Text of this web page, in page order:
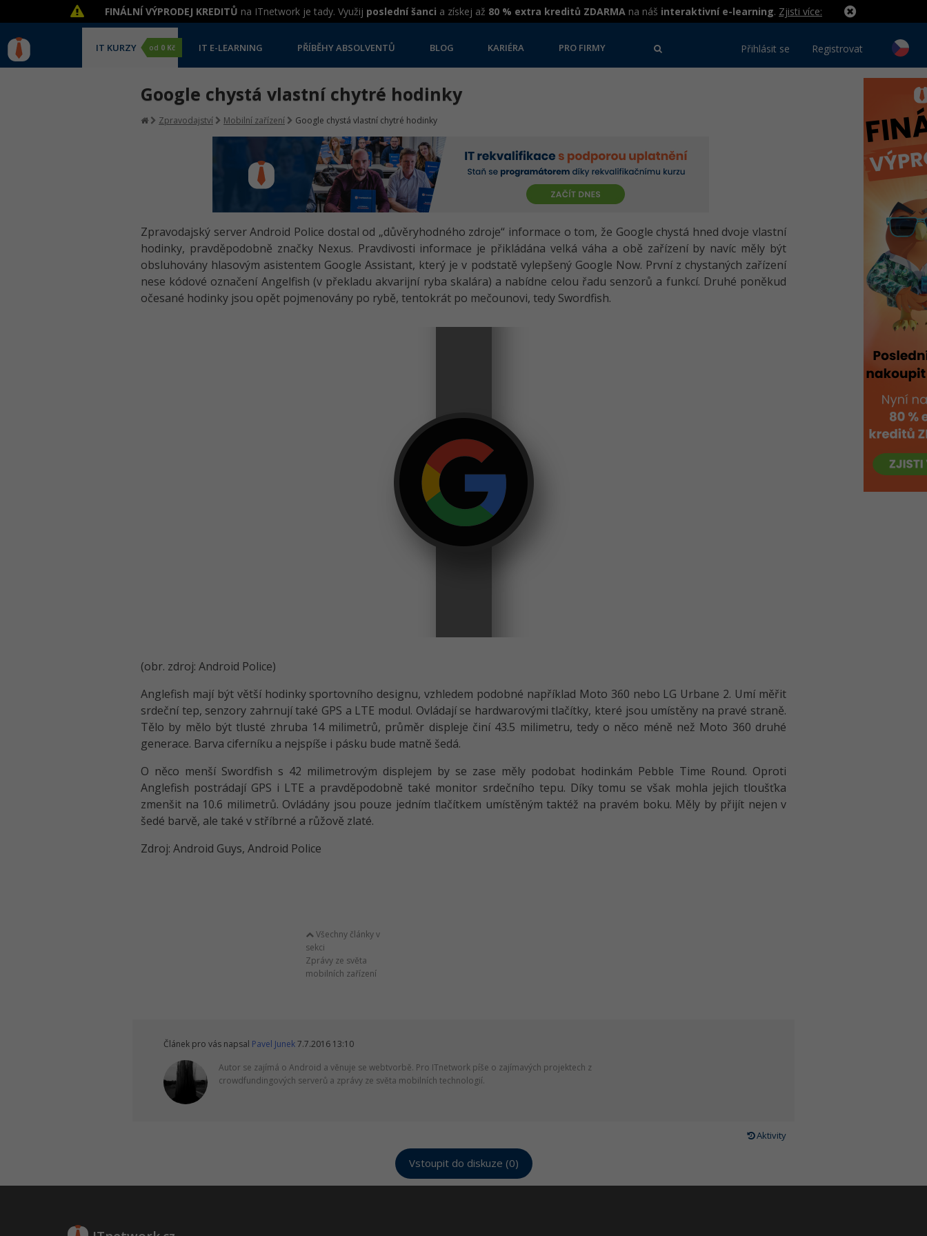
FINÁLNÍ VÝPRODEJ KREDITŮ na ITnetwork je tady. Využij poslední šanci a získej až 80 % extra kreditů ZDARMA na náš interaktivní e-learning. Zjisti více:
IT KURZY od 0 Kč IT E-LEARNING PŘÍBĚHY ABSOLVENTŮ BLOG KARIÉRA PRO FIRMY Přihlásit se Registrovat
Google chystá vlastní chytré hodinky
Zpravodajství Mobilní zařízení Google chystá vlastní chytré hodinky
Zpravodajský server Android Police dostal od „důvěryhodného zdroje“ informace o tom, že Google chystá hned dvoje vlastní
hodinky, pravděpodobně značky Nexus. Pravdivosti informace je přikládána velká váha a obě zařízení by navíc měly být
obsluhovány hlasovým asistentem Google Assistant, který je v podstatě vylepšený Google Now. První z chystaných zařízení
nese kódové označení Angelfish (v překladu akvarijní ryba skalára) a nabídne celou řadu senzorů a funkcí. Druhé poněkud
očesané hodinky jsou opět pojmenovány po rybě, tentokrát po mečounovi, tedy Swordfish.
(obr. zdroj: Android Police)
Anglefish mají být větší hodinky sportovního designu, vzhledem podobné například Moto 360 nebo LG Urbane 2. Umí měřit
srdeční tep, senzory zahrnují také GPS a LTE modul. Ovládají se hardwarovými tlačítky, které jsou umístěny na pravé straně.
Tělo by mělo být tlusté zhruba 14 milimetrů, průměr displeje činí 43.5 milimetru, tedy o něco méně než Moto 360 druhé
generace. Barva ciferníku a nejspíše i pásku bude matně šedá.
O něco menší Swordfish s 42 milimetrovým displejem by se zase měly podobat hodinkám Pebble Time Round. Oproti
Anglefish postrádají GPS i LTE a pravděpodobně také monitor srdečního tepu. Díky tomu se však mohla jejich tloušťka
zmenšit na 10.6 milimetrů. Ovládány jsou pouze jedním tlačítkem umístěným taktéž na pravém boku. Měly by přijít nejen v
šedé barvě, ale také v stříbrné a růžově zlaté.
Zdroj: Android Guys, Android Police
Všechny články v
sekci
Zprávy ze světa
mobilních zařízení
Článek pro vás napsal Pavel Junek7.7.2016 13:10
Autor se zajímá o Android a věnuje se webtvorbě. Pro ITnetwork píše o zajímavých projektech z
crowdfundingových serverů a zprávy ze světa mobilních technologií.
Aktivity
Vstoupit do diskuze (0)